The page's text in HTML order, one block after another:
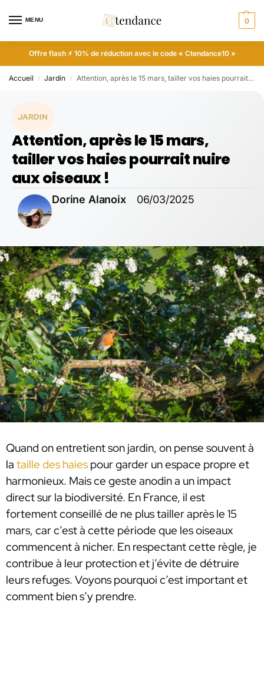
MENU 0
Offre flash ⚡ 10% de réduction avec le code « Ctendance10 »
Accueil / Jardin / Attention, après le 15 mars, tailler vos haies pourrait nuire aux oiseaux !
JARDIN
Attention, après le 15 mars,
tailler vos haies pourrait nuire
aux oiseaux !
Dorine Alanoix 06/03/2025
Quand on entretient son jardin, on pense souvent à
la taille des haies pour garder un espace propre et
harmonieux. Mais ce geste anodin a un impact
direct sur la biodiversité. En France, il est
fortement conseillé de ne plus tailler après le 15
mars, car c’est à cette période que les oiseaux
commencent à nicher. En respectant cette règle, je
contribue à leur protection et j’évite de détruire
leurs refuges. Voyons pourquoi c’est important et
comment bien s’y prendre.